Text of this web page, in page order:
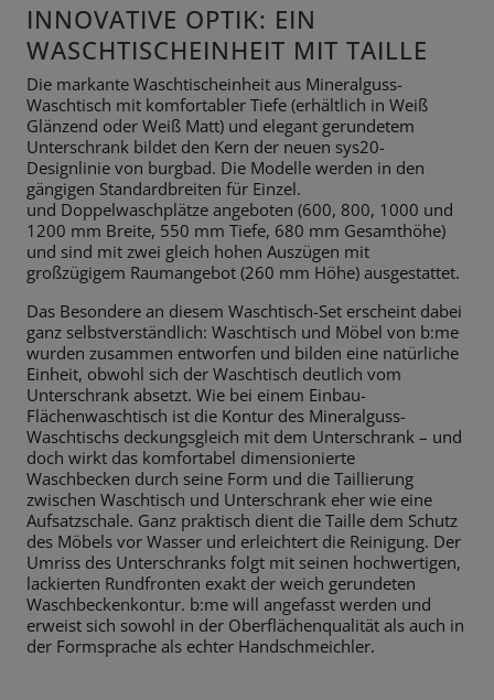
INNOVATIVE OPTIK: EIN
WASCHTISCHEINHEIT MIT TAILLE
Die markante Waschtischeinheit aus Mineralguss-
Waschtisch mit komfortabler Tiefe (erhältlich in Weiß
Glänzend oder Weiß Matt) und elegant gerundetem
Unterschrank bildet den Kern der neuen sys20-
Designlinie von burgbad. Die Modelle werden in den
gängigen Standardbreiten für Einzel.
und Doppelwaschplätze angeboten (600, 800, 1000 und
1200 mm Breite, 550 mm Tiefe, 680 mm Gesamthöhe)
und sind mit zwei gleich hohen Auszügen mit
großzügigem Raumangebot (260 mm Höhe) ausgestattet.
Das Besondere an diesem Waschtisch-Set erscheint dabei
ganz selbstverständlich: Waschtisch und Möbel von b:me
wurden zusammen entworfen und bilden eine natürliche
Einheit, obwohl sich der Waschtisch deutlich vom
Unterschrank absetzt. Wie bei einem Einbau-
Flächenwaschtisch ist die Kontur des Mineralguss-
Waschtischs deckungsgleich mit dem Unterschrank – und
doch wirkt das komfortabel dimensionierte
Waschbecken durch seine Form und die Taillierung
zwischen Waschtisch und Unterschrank eher wie eine
Aufsatzschale. Ganz praktisch dient die Taille dem Schutz
des Möbels vor Wasser und erleichtert die Reinigung. Der
Umriss des Unterschranks folgt mit seinen hochwertigen,
lackierten Rundfronten exakt der weich gerundeten
Waschbeckenkontur. b:me will angefasst werden und
erweist sich sowohl in der Oberflächenqualität als auch in
der Formsprache als echter Handschmeichler.